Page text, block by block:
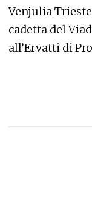
Venjulia
cadetta del
all’Ervatti di